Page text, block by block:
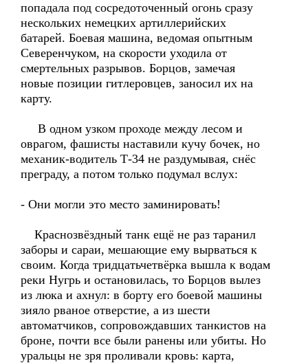
попадала под сосредоточенный огонь сразу
нескольких немецких артиллерийских
батарей. Боевая машина, ведомая опытным
Северенчуком, на скорости уходила от
смертельных разрывов. Борцов, замечая
новые позиции гитлеровцев, заносил их на
карту.
В одном узком проходе между лесом и
оврагом, фашисты наставили кучу бочек, но
механик-водитель Т-34 не раздумывая, снёс
преграду, а потом только подумал вслух:
- Они могли это место заминировать!
Краснозвёздный танк ещё не раз таранил
заборы и сараи, мешающие ему вырваться к
своим. Когда тридцатьчетвёрка вышла к водам
реки Нугрь и остановилась, то Борцов вылез
из люка и ахнул: в борту его боевой машины
зияло рваное отверстие, а из шести
автоматчиков, сопровождавших танкистов на
броне, почти все были ранены или убиты. Но
уральцы не зря проливали кровь: карта,